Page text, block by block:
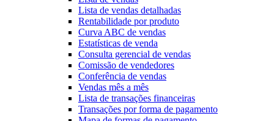
Lista de vendas detalhadas
Rentabilidade por produto
Curva ABC de vendas
Estatísticas de venda
Consulta gerencial de vendas
Comissão de vendedores
Conferência de vendas
Vendas mês a mês
Lista de transações financeiras
Transações por forma de pagamento